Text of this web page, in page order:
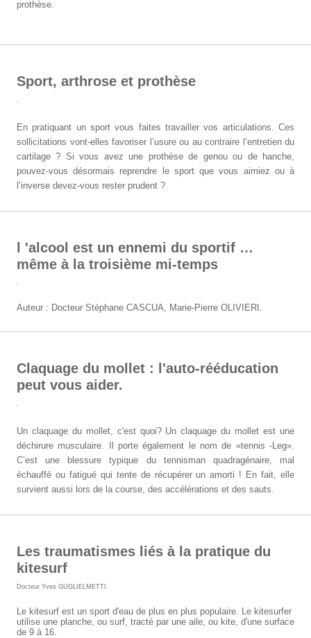
prothèse.
Sport, arthrose et prothèse
En pratiquant un sport vous faites travailler vos articulations. Ces
sollicitations vont-elles favoriser l’usure ou au contraire l’entretien du
cartilage ? Si vous avez une prothèse de genou ou de hanche,
pouvez-vous désormais reprendre le sport que vous aimiez ou à
l’inverse devez-vous rester prudent ?
l 'alcool est un ennemi du sportif …
même à la troisième mi-temps
Auteur : Docteur Stéphane CASCUA, Marie-Pierre OLIVIERI.
Claquage du mollet : l'auto-rééducation
peut vous aider.
Un claquage du mollet, c'est quoi? Un claquage du mollet est une
déchirure musculaire. Il porte également le nom de «tennis -Leg».
C’est une blessure typique du tennisman quadragénaire, mal
échauffé ou fatigué qui tente de récupérer un amorti ! En fait, elle
survient aussi lors de la course, des accélérations et des sauts.
Les traumatismes liés à la pratique du
kitesurf
Docteur Yves GUGLIELMETTI
Le kitesurf est un sport d'eau de plus en plus populaire. Le kitesurfer
utilise une planche, ou surf, tracté par une aile, ou kite, d'une surface
de 9 à 16.